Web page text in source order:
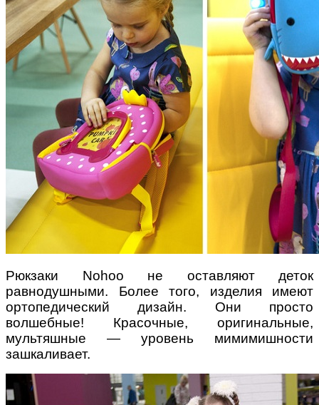
Рюкзаки Nohoo не оставляют деток
равнодушными. Более того, изделия имеют
ортопедический дизайн. Они просто
волшебные! Красочные, оригинальные,
мультяшные — уровень мимимишности
зашкаливает.